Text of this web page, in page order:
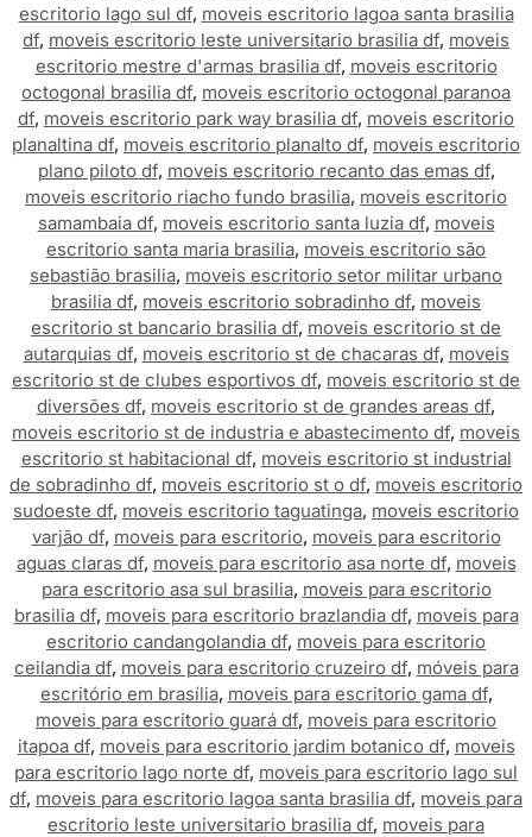
escritorio lago sul df, moveis escritorio lagoa santa brasilia
df, moveis escritorio leste universitario brasilia df, moveis
escritorio mestre d'armas brasilia df, moveis escritorio
octogonal brasilia df, moveis escritorio octogonal paranoa
df, moveis escritorio park way brasilia df, moveis escritorio
planaltina df, moveis escritorio planalto df, moveis escritorio
plano piloto df, moveis escritorio recanto das emas df,
moveis escritorio riacho fundo brasilia, moveis escritorio
samambaia df, moveis escritorio santa luzia df, moveis
escritorio santa maria brasilia, moveis escritorio são
sebastião brasilia, moveis escritorio setor militar urbano
brasilia df, moveis escritorio sobradinho df, moveis
escritorio st bancario brasilia df, moveis escritorio st de
autarquias df, moveis escritorio st de chacaras df, moveis
escritorio st de clubes esportivos df, moveis escritorio st de
diversões df, moveis escritorio st de grandes areas df,
moveis escritorio st de industria e abastecimento df, moveis
escritorio st habitacional df, moveis escritorio st industrial
de sobradinho df, moveis escritorio st o df, moveis escritorio
sudoeste df, moveis escritorio taguatinga, moveis escritorio
varjão df, moveis para escritorio, moveis para escritorio
aguas claras df, moveis para escritorio asa norte df, moveis
para escritorio asa sul brasilia, moveis para escritorio
brasilia df, moveis para escritorio brazlandia df, moveis para
escritorio candangolandia df, moveis para escritorio
ceilandia df, moveis para escritorio cruzeiro df, móveis para
escritório em brasília, moveis para escritorio gama df,
moveis para escritorio guará df, moveis para escritorio
itapoa df, moveis para escritorio jardim botanico df, moveis
para escritorio lago norte df, moveis para escritorio lago sul
df, moveis para escritorio lagoa santa brasilia df, moveis para
escritorio leste universitario brasilia df, moveis para